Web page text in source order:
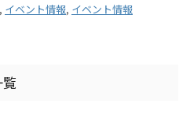
, イベント情報, イベント情報